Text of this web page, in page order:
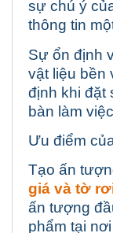
sự chú ý
thông tin
Sự ổn định
vật liệu bền
định khi đặt
bàn làm
Ưu điểm
Tạo ấn
giá và tờ
ấn tượng
phẩm tại